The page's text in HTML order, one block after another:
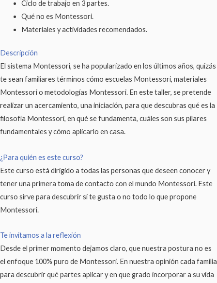
Ciclo de trabajo en 3 partes.
Qué no es Montessori.
Materiales y actividades recomendados.
Descripción
El sistema Montessori, se ha popularizado en los últimos años, quizás
te sean familiares términos cómo escuelas Montessori, materiales
Montessori o metodologías Montessori. En este taller, se pretende
realizar un acercamiento, una iniciación, para que descubras qué es la
filosofía Montessori, en qué se fundamenta, cuáles son sus pilares
fundamentales y cómo aplicarlo en casa.
¿Para quién es este curso?
Este curso está dirigido a todas las personas que deseen conocer y
tener una primera toma de contacto con el mundo Montessori. Este
curso sirve para descubrir si te gusta o no todo lo que propone
Montessori.
Te invitamos a la reflexión
Desde el primer momento dejamos claro, que nuestra postura no es
el enfoque 100% puro de Montessori. En nuestra opinión cada familia
para descubrir qué partes aplicar y en que grado incorporar a su vida